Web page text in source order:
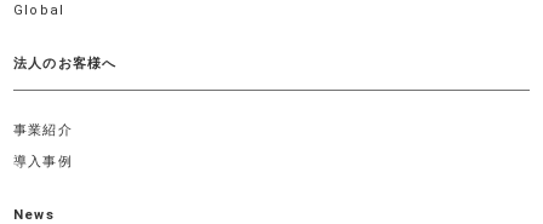
Global
法人のお客様へ
事業紹介
導入事例
News